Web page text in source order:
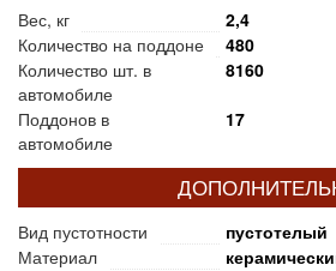
Вес, кг
2,4
Количество на поддоне
480
Количество шт. в
автомобиле
8160
Поддонов в
автомобиле
17
Вид пустотности
пустотелый
Материал